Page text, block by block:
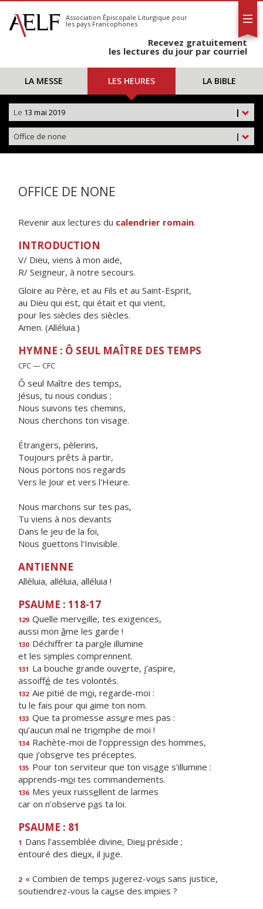
S'abonner
Calendrier
Association Épiscopale Liturgique pour
les pays Francophones
Recevez gratuitement
les lectures du jour par courriel
LA MESSE LES HEURES LA BIBLE
|
Le 13 mai 2019
|
Office de none
OFFICE DE NONE
Revenir aux lectures du calendrier romain.
INTRODUCTION
V/ Dieu, viens à mon aide,
R/ Seigneur, à notre secours.
Gloire au Père, et au Fils et au Saint-Esprit,
au Dieu qui est, qui était et qui vient,
pour les siècles des siècles.
Amen. (Alléluia.)
HYMNE : Ô SEUL MAÎTRE DES TEMPS
CFC — CFC
Ô seul Maître des temps,
Jésus, tu nous conduis ;
Nous suivons tes chemins,
Nous cherchons ton visage.
Étrangers, pèlerins,
Toujours prêts à partir,
Nous portons nos regards
Vers le Jour et vers l'Heure.
Nous marchons sur tes pas,
Tu viens à nos devants
Dans le jeu de la foi,
Nous guettons l'Invisible.
ANTIENNE
Alléluia, alléluia, alléluia !
PSAUME : 118-17
129 Quelle merveille, tes exigences,
aussi mon âme les garde !
130 Déchiffrer ta parole illumine
et les simples comprennent.
131 La bouche grande ouverte, j’aspire,
assoiffé de tes volontés.
132 Aie pitié de moi, regarde-moi :
tu le fais pour qui aime ton nom.
133 Que ta promesse assure mes pas :
qu’aucun mal ne triomphe de moi !
134 Rachète-moi de l’oppression des hommes,
que j’observe tes préceptes.
135 Pour ton serviteur que ton visage s’illumine :
apprends-moi tes commandements.
136 Mes yeux ruissellent de larmes
car on n’observe pas ta loi.
PSAUME : 81
1 Dans l’assemblée divine, Dieu préside ;
entouré des dieux, il juge.
2 « Combien de temps jugerez-vous sans justice,
soutiendrez-vous la cause des impies ?